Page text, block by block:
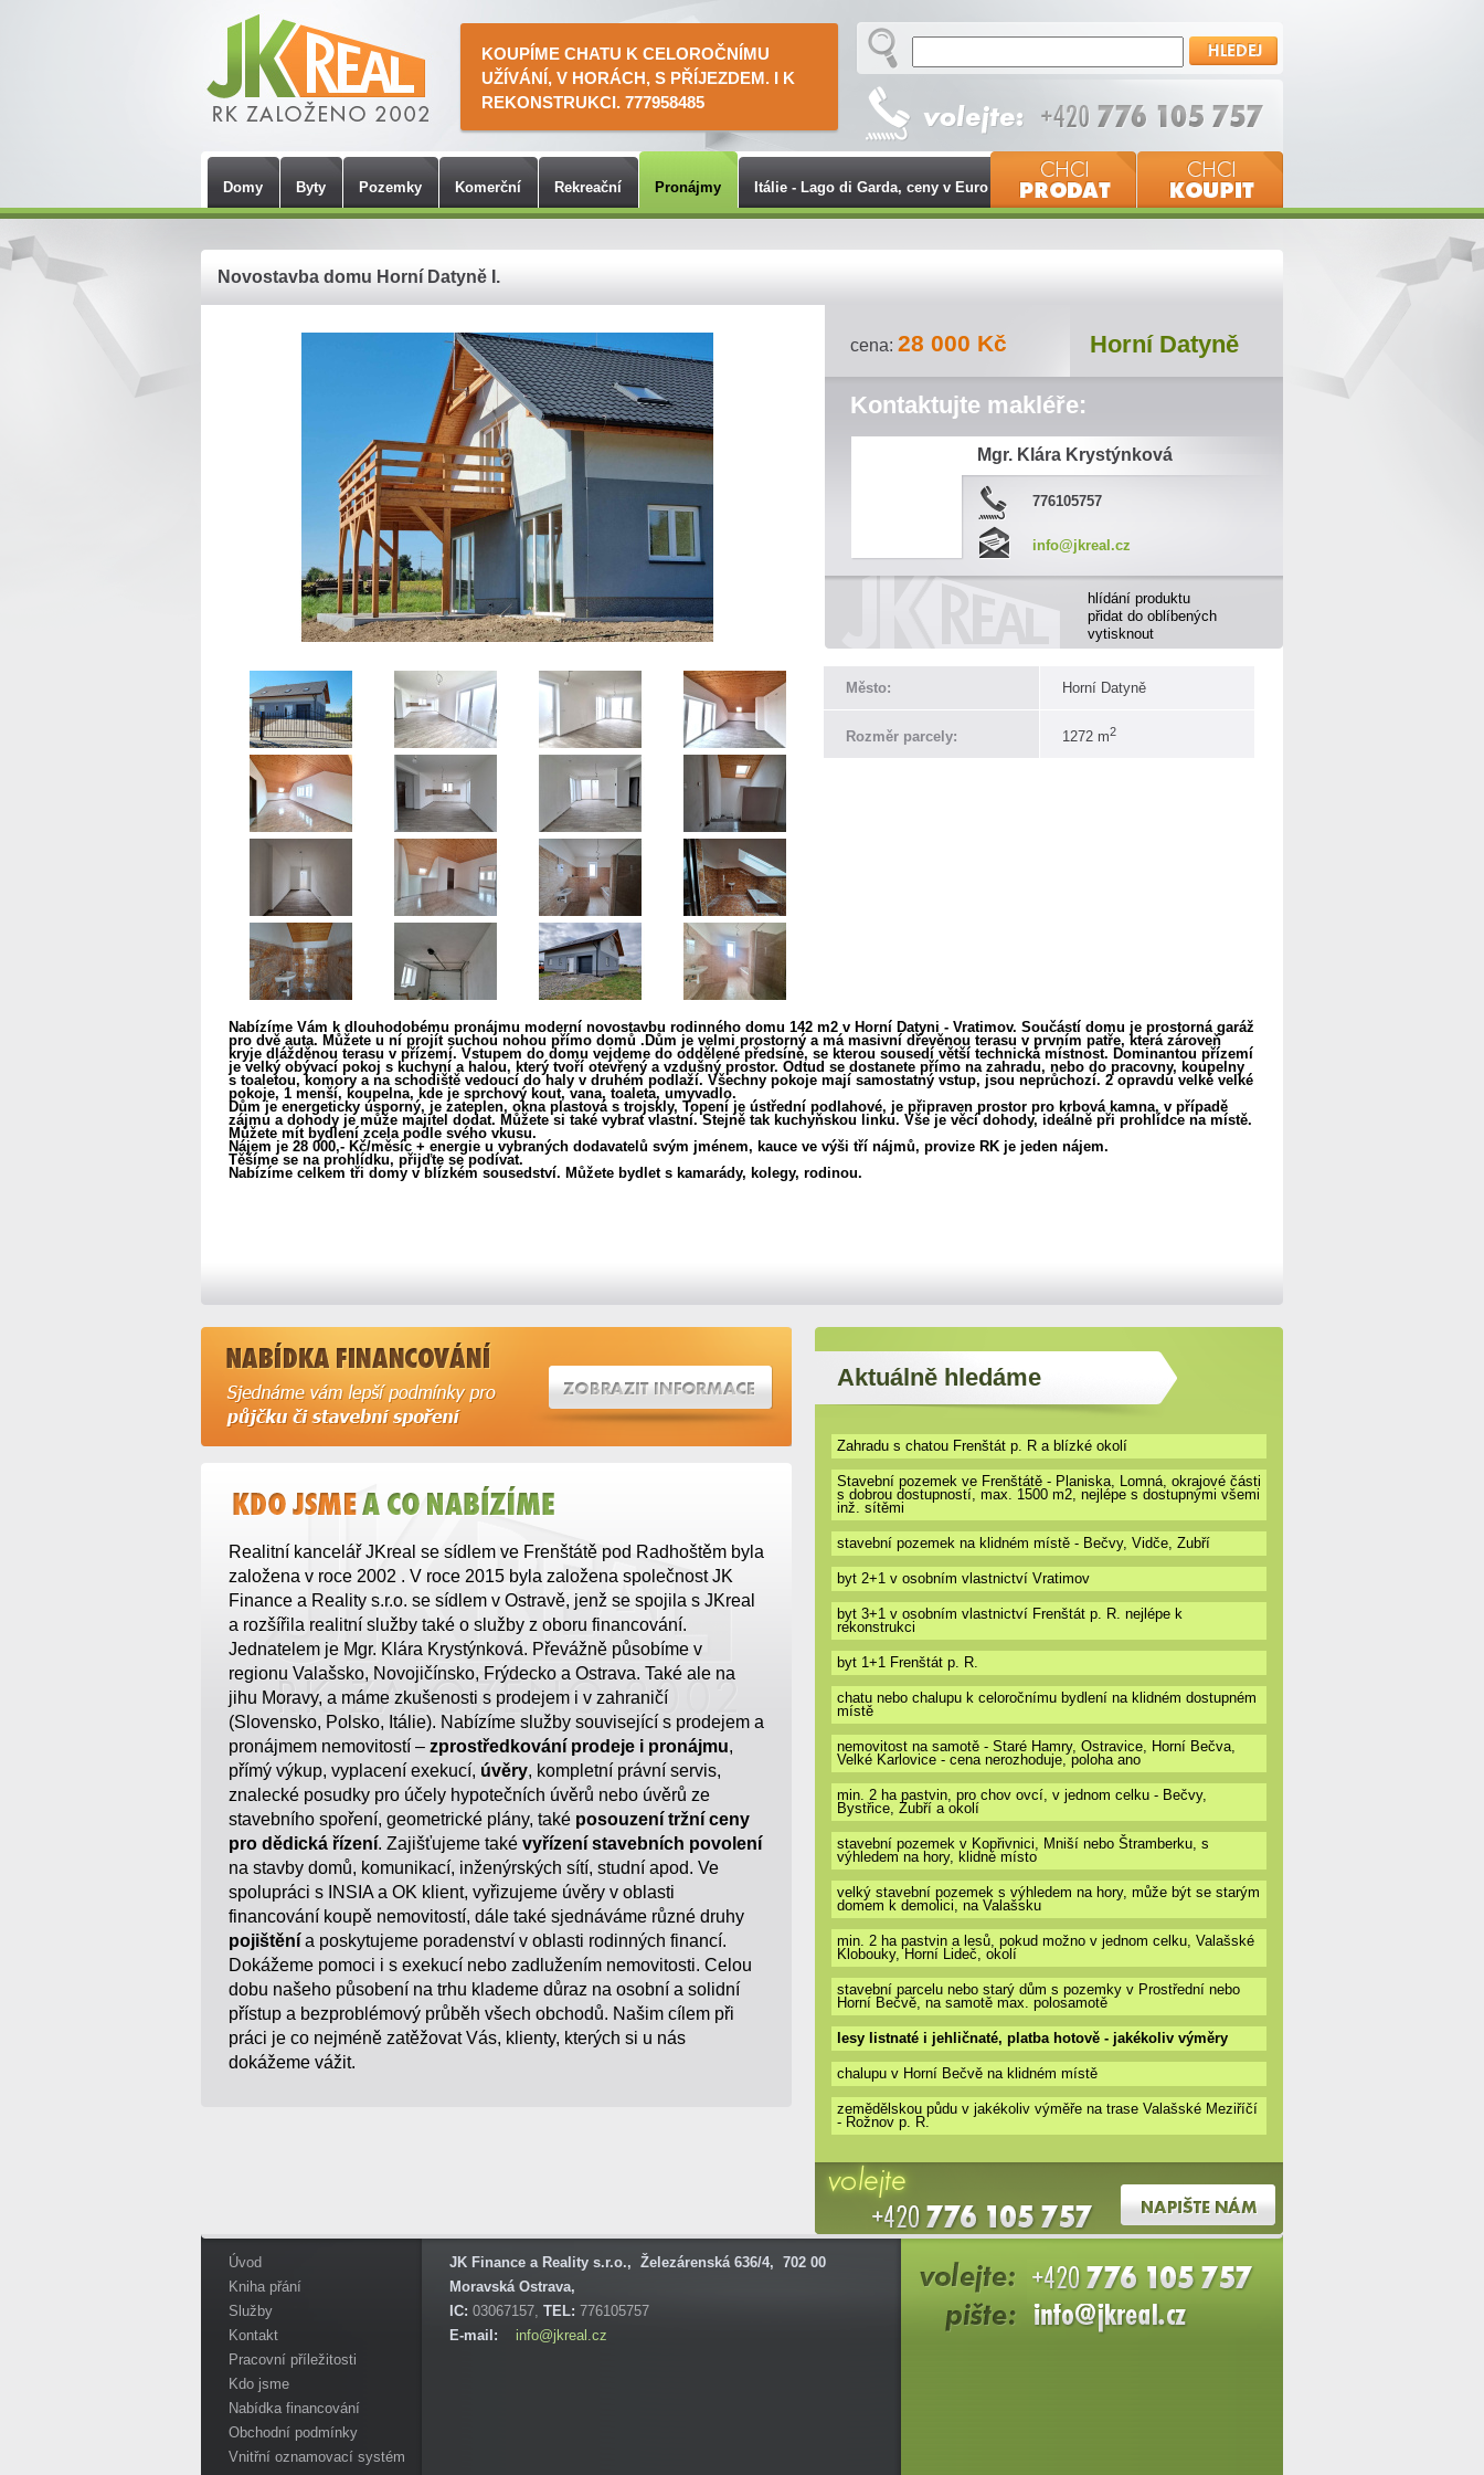
KOUPÍME CHATU K CELOROČNÍMU
UŽÍVÁNÍ, V HORÁCH, S PŘÍJEZDEM. I K
REKONSTRUKCI. 777958485
Domy Byty Pozemky Komerční Rekreační Pronájmy Itálie - Lago di Garda, ceny v Euro
Novostavba domu Horní Datyně I.
cena: 28 000 Kč Horní Datyně
Kontaktujte makléře:
Mgr. Klára Krystýnková
776105757
info@jkreal.cz
hlídání produktu
přidat do oblíbených
vytisknout
Město: Horní Datyně
Rozměr parcely: 1272 m2
Nabízíme Vám k dlouhodobému pronájmu moderní novostavbu rodinného domu 142 m2 v Horní Datyni - Vratimov. Součástí domu je prostorná garáž
pro dvě auta. Můžete u ní projít suchou nohou přímo domů .Dům je velmi prostorný a má masivní dřevěnou terasu v prvním patře, která zároveň
kryje dlážděnou terasu v přízemí. Vstupem do domu vejdeme do oddělené předsíně, se kterou sousedí větší technická místnost. Dominantou přízemí
je velký obývací pokoj s kuchyní a halou, který tvoří otevřený a vzdušný prostor. Odtud se dostanete přímo na zahradu, nebo do pracovny, koupelny
s toaletou, komory a na schodiště vedoucí do haly v druhém podlaží. Všechny pokoje mají samostatný vstup, jsou neprůchozí. 2 opravdu velké velké
pokoje, 1 menší, koupelna, kde je sprchový kout, vana, toaleta, umyvadlo.
Dům je energeticky úsporný, je zateplen, okna plastová s trojskly, Topení je ústřední podlahové, je připraven prostor pro krbová kamna, v případě
zájmu a dohody je může majitel dodat. Můžete si také vybrat vlastní. Stejně tak kuchyňskou linku. Vše je věcí dohody, ideálně při prohlídce na místě.
Můžete mít bydlení zcela podle svého vkusu.
Nájem je 28 000,- Kč/měsíc + energie u vybraných dodavatelů svým jménem, kauce ve výši tří nájmů, provize RK je jeden nájem.
Těšíme se na prohlídku, přijďte se podívat.
Nabízíme celkem tři domy v blízkém sousedství. Můžete bydlet s kamarády, kolegy, rodinou.
Realitní kancelář JKreal se sídlem ve Frenštátě pod Radhoštěm byla
založena v roce 2002 . V roce 2015 byla založena společnost JK
Finance a Reality s.r.o. se sídlem v Ostravě, jenž se spojila s JKreal
a rozšířila realitní služby také o služby z oboru financování.
Jednatelem je Mgr. Klára Krystýnková. Převážně působíme v
regionu Valašsko, Novojičínsko, Frýdecko a Ostrava. Také ale na
jihu Moravy, a máme zkušenosti s prodejem i v zahraničí
(Slovensko, Polsko, Itálie). Nabízíme služby související s prodejem a
pronájmem nemovitostí – zprostředkování prodeje i pronájmu,
přímý výkup, vyplacení exekucí, úvěry, kompletní právní servis,
znalecké posudky pro účely hypotečních úvěrů nebo úvěrů ze
stavebního spoření, geometrické plány, také posouzení tržní ceny
pro dědická řízení. Zajišťujeme také vyřízení stavebních povolení
na stavby domů, komunikací, inženýrských sítí, studní apod. Ve
spolupráci s INSIA a OK klient, vyřizujeme úvěry v oblasti
financování koupě nemovitostí, dále také sjednáváme různé druhy
pojištění a poskytujeme poradenství v oblasti rodinných financí.
Dokážeme pomoci i s exekucí nebo zadlužením nemovitosti. Celou
dobu našeho působení na trhu klademe důraz na osobní a solidní
přístup a bezproblémový průběh všech obchodů. Našim cílem při
práci je co nejméně zatěžovat Vás, klienty, kterých si u nás
dokážeme vážit.
Aktuálně hledáme
Zahradu s chatou Frenštát p. R a blízké okolí
Stavební pozemek ve Frenštátě - Planiska, Lomná, okrajové části
s dobrou dostupností, max. 1500 m2, nejlépe s dostupnými všemi
inž. sítěmi
stavební pozemek na klidném místě - Bečvy, Vidče, Zubří
byt 2+1 v osobním vlastnictví Vratimov
byt 3+1 v osobním vlastnictví Frenštát p. R. nejlépe k
rekonstrukci
byt 1+1 Frenštát p. R.
chatu nebo chalupu k celoročnímu bydlení na klidném dostupném
místě
nemovitost na samotě - Staré Hamry, Ostravice, Horní Bečva,
Velké Karlovice - cena nerozhoduje, poloha ano
min. 2 ha pastvin, pro chov ovcí, v jednom celku - Bečvy,
Bystřice, Zubří a okolí
stavební pozemek v Kopřivnici, Mniší nebo Štramberku, s
výhledem na hory, klidné místo
velký stavební pozemek s výhledem na hory, může být se starým
domem k demolici, na Valašsku
min. 2 ha pastvin a lesů, pokud možno v jednom celku, Valašské
Klobouky, Horní Lideč, okolí
stavební parcelu nebo starý dům s pozemky v Prostřední nebo
Horní Bečvě, na samotě max. polosamotě
lesy listnaté i jehličnaté, platba hotově - jakékoliv výměry
chalupu v Horní Bečvě na klidném místě
zemědělskou půdu v jakékoliv výměře na trase Valašské Meziříčí
- Rožnov p. R.
Úvod
Kniha přání
Služby
Kontakt
Pracovní příležitosti
Kdo jsme
Nabídka financování
Obchodní podmínky
Vnitřní oznamovací systém
JK Finance a Reality s.r.o., Železárenská 636/4, 702 00
Moravská Ostrava,
IC: 03067157, TEL: 776105757
E-mail:
info@jkreal.cz